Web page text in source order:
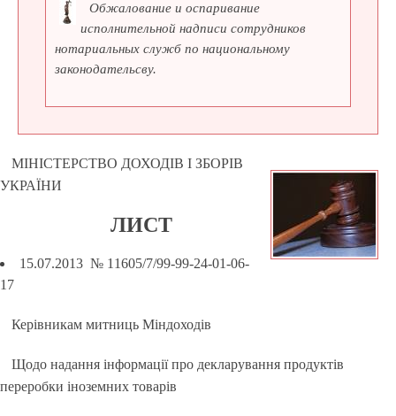
Обжалование и оспаривание
исполнительной надписи сотрудников
нотариальных служб по национальному
законодательсву.
МІНІСТЕРСТВО ДОХОДІВ І ЗБОРІВ
УКРАЇНИ
ЛИСТ
15.07.2013 № 11605/7/99-99-24-01-06-
17
Керівникам митниць Міндоходів
Щодо надання інформації про декларування продуктів
переробки іноземних товарів